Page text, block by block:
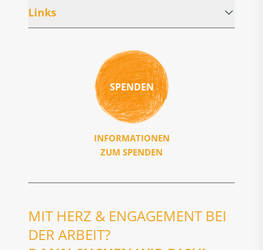
Links
SPENDEN
INFORMATIONEN
ZUM SPENDEN
MIT HERZ & ENGAGEMENT BEI
DER ARBEIT?